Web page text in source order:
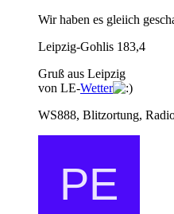
Wir haben es gleiich
Leipzig-Gohlis 183,4
Gruß aus Leipzig
von LE-Wetter
WS888, Blitzortung,